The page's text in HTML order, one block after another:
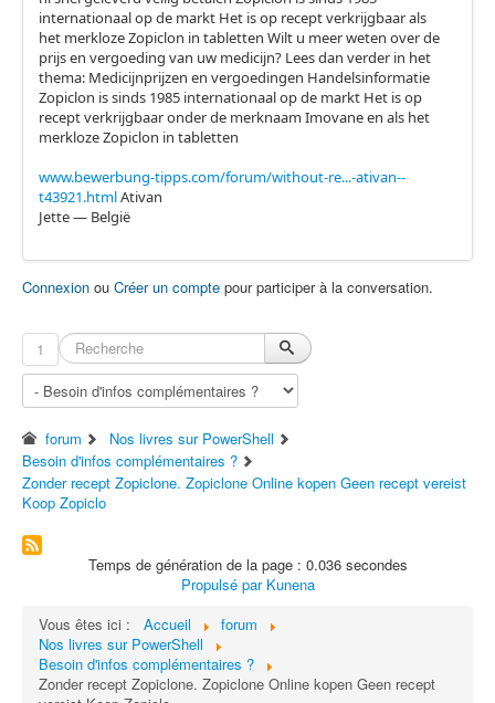
internationaal op de markt Het is op recept verkrijgbaar als
het merkloze Zopiclon in tabletten Wilt u meer weten over de
prijs en vergoeding van uw medicijn? Lees dan verder in het
thema: Medicijnprijzen en vergoedingen Handelsinformatie
Zopiclon is sinds 1985 internationaal op de markt Het is op
recept verkrijgbaar onder de merknaam Imovane en als het
merkloze Zopiclon in tabletten
www.bewerbung-tipps.com/forum/without-re...-ativan--
t43921.htmlAtivan
Jette — België
Connexion ou Créer un compte pour participer à la conversation.
1
forum
Nos livres sur PowerShell
Besoin d'infos complémentaires ?
Zonder recept Zopiclone. Zopiclone Online kopen Geen recept vereist
Koop Zopiclo
Temps de génération de la page : 0.036 secondes
Propulsé par Kunena
Vous êtes ici :
Accueil
forum
Nos livres sur PowerShell
Besoin d'infos complémentaires ?
Zonder recept Zopiclone. Zopiclone Online kopen Geen recept